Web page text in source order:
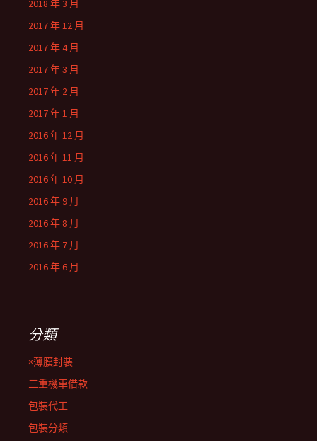
2018 年 3 月
2017 年 12 月
2017 年 4 月
2017 年 3 月
2017 年 2 月
2017 年 1 月
2016 年 12 月
2016 年 11 月
2016 年 10 月
2016 年 9 月
2016 年 8 月
2016 年 7 月
2016 年 6 月
分類
×薄膜封裝
三重機車借款
包裝代工
包裝分類